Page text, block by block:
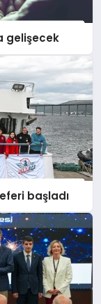
gelişecek
başladı